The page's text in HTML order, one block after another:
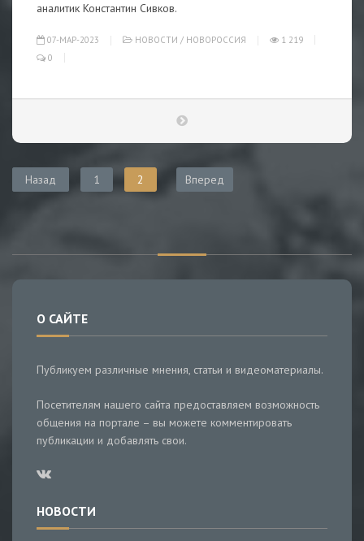
аналитик Константин Сивков.
07-МАР-2023 НОВОСТИ / НОВОРОССИЯ
1 219
0
Назад 1 2 Вперед
О САЙТЕ
Публикуем различные мнения, статьи и видеоматериалы.
Посетителям нашего сайта предоставляем возможность
общения на портале – вы можете комментировать
публикации и добавлять свои.
НОВОСТИ